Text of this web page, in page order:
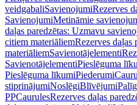
veidgabaliSavienojumiRezerves
SavienojumiMetināmie
daļas paredzētas: Uzmavu
citiem materiāliemRezerves daļas
materiāliemSavienotājelementi
SavienotājelementiPieslēguma
Pieslēguma līkumiPiederumi
stiprinājumiNoslēgiBlīvējumi
PPCaurulesRezerves daļas